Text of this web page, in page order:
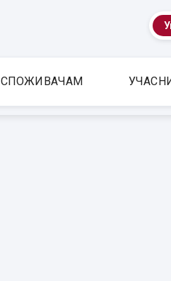
СПОЖИВАЧАМ